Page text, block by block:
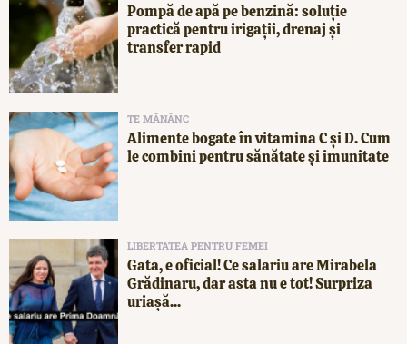
Pompă de apă pe benzină: soluție
practică pentru irigații, drenaj și
transfer rapid
TE MĂNÂNC
Alimente bogate în vitamina C și D. Cum
le combini pentru sănătate și imunitate
LIBERTATEA PENTRU FEMEI
Gata, e oficial! Ce salariu are Mirabela
Grădinaru, dar asta nu e tot! Surpriza
uriașă...